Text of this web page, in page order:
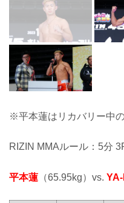
※平本蓮はリカバリー中
RIZIN MMAルール：5分
平本蓮 （65.95kg）vs.